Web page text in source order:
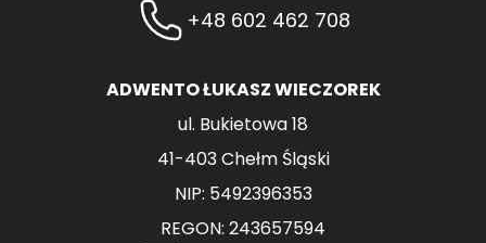
+48 602 462 708
ADWENTO ŁUKASZ WIECZOREK
ul. Bukietowa 18
41-403 Chełm Śląski
NIP: 5492396353
REGON: 243657594